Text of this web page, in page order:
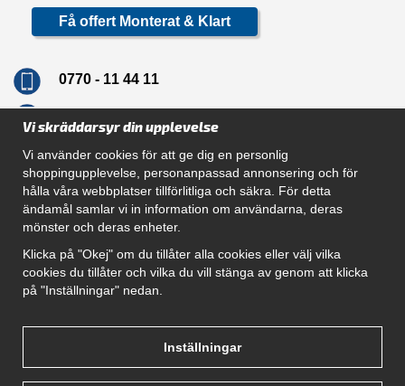
Få offert Monterat & Klart
0770 - 11 44 11
Navigation
Hur beställer jag
Gör Det Själv Paket
Montera dragkrok
SUPPORT
Villkor
Vi skräddarsyr din upplevelse
Vi använder cookies för att ge dig en personlig
shoppingupplevelse, personanpassad annonsering och för
hålla våra webbplatser tillförlitliga och säkra. För detta
ändamål samlar vi in information om användarna, deras
mönster och deras enheter.
Klicka på "Okej" om du tillåter alla cookies eller välj vilka
cookies du tillåter och vilka du vill stänga av genom att klicka
på "Inställningar" nedan.
Inställningar